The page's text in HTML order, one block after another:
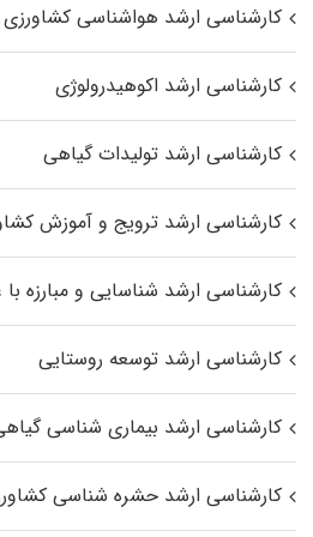
کارشناسی ارشد هواشناسی کشاورزی
کارشناسی ارشد اکوهیدرولوژی
کارشناسی ارشد تولیدات گیاهی
کارشناسی ارشد ترویج و آموزش
کارشناسی ارشد شناسایی و مبارزه با
کارشناسی ارشد توسعه روستایی
کارشناسی ارشد بیماری‌ شناسی
کارشناسی ارشد حشره‌ شناسی